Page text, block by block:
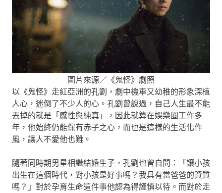
圖片來源／《鬼怪》劇照
以《鬼怪》走紅亞洲的孔劉，劇中機車又幼稚的形象深植
人心，迷倒了不少人的心。孔劉曾說過，自己人生最不能
丟掉的就是「感性與純真」，因此就算在娛樂圈工作多
年，他始終仍能保有赤子之心，而也是這樣的生活化作
風，讓人不愛他也難。
隨著同時期男星相繼結婚生子，孔劉也曾自問：「讓小孩
出生在這個時代，對小孩是好事嗎？我具有當爸爸的資質
嗎？」對於孕育生命這件事他認為得謹慎以待。而對於走